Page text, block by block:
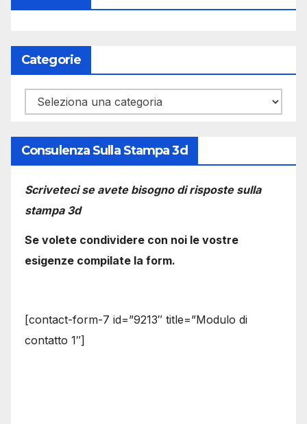
Categorie
Categorie
Consulenza Sulla Stampa 3d
Scriveteci se avete bisogno di risposte sulla
stampa 3d
Se volete condividere con noi le vostre
esigenze compilate la form.
[contact-form-7 id=”9213″ title=”Modulo di
contatto 1″]